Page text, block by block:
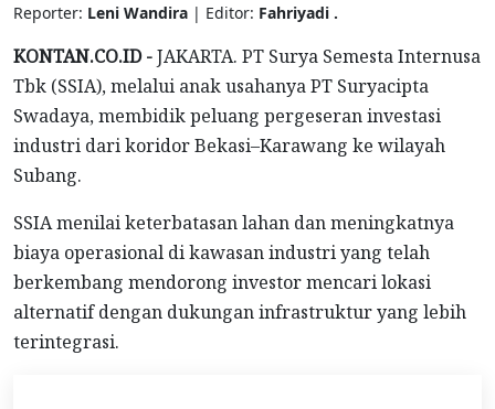
Reporter: Leni Wandira | Editor: Fahriyadi .
KONTAN.CO.ID -JAKARTA. PT Surya Semesta Internusa
Tbk (SSIA), melalui anak usahanya PT Suryacipta
Swadaya, membidik peluang pergeseran investasi
industri dari koridor Bekasi–Karawang ke wilayah
Subang.
SSIA menilai keterbatasan lahan dan meningkatnya
biaya operasional di kawasan industri yang telah
berkembang mendorong investor mencari lokasi
alternatif dengan dukungan infrastruktur yang lebih
terintegrasi.